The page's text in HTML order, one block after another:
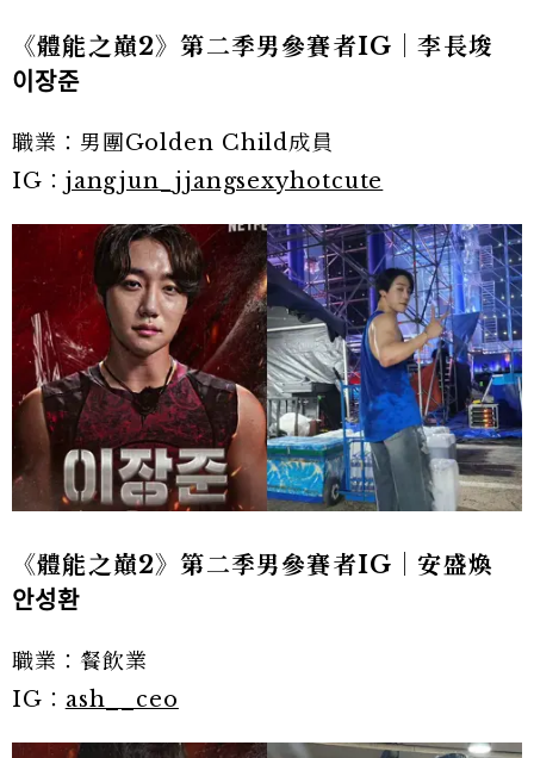
《體能之巔2》第二季男參賽者IG｜李長埈
이장준
職業：男團Golden Child成員
IG： jangjun_jjangsexyhotcute
《體能之巔2》第二季男參賽者IG｜安盛煥
안성환
職業：餐飲業
IG： ash__ceo